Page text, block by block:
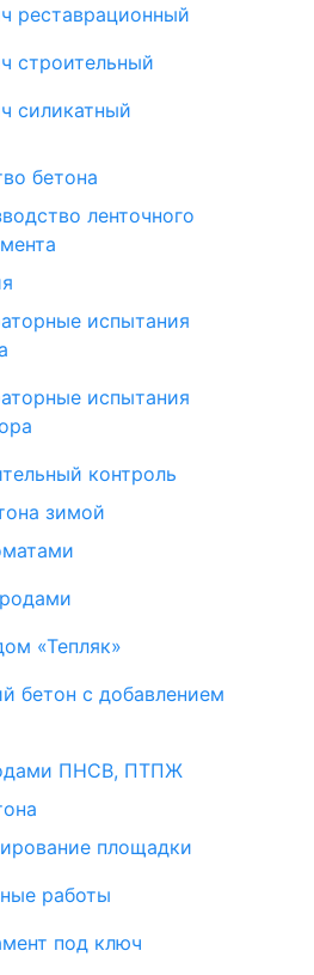
реставрационный
строительный
силикатный
бетона
ленточного
испытания
испытания
контроль
зимой
«Тепляк»
бетон с добавлением
ПНСВ, ПТПЖ
площадки
работы
под ключ